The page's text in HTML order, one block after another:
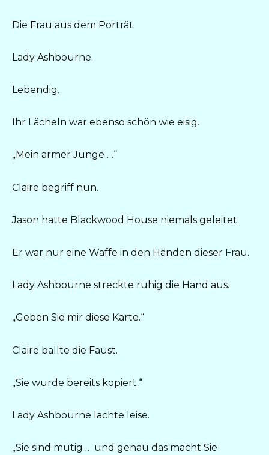
Die Frau aus dem Porträt.
Lady Ashbourne.
Lebendig.
Ihr Lächeln war ebenso schön wie eisig.
„Mein armer Junge …“
Claire begriff nun.
Jason hatte Blackwood House niemals geleitet.
Er war nur eine Waffe in den Händen dieser Frau.
Lady Ashbourne streckte ruhig die Hand aus.
„Geben Sie mir diese Karte.“
Claire ballte die Faust.
„Sie wurde bereits kopiert.“
Lady Ashbourne lachte leise.
„Sie sind mutig … und genau das macht Sie